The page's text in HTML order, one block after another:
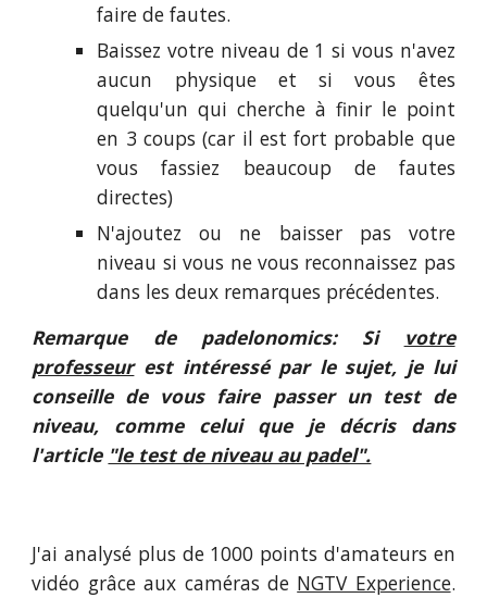
faire de fautes.
Baissez votre niveau de 1 si vous n'avez
aucun physique et si vous êtes
quelqu'un qui cherche à finir le point
en 3 coups (car il est fort probable que
vous fassiez beaucoup de fautes
directes)
N'ajoutez ou ne baisser pas votre
niveau si vous ne vous reconnaissez pas
dans les deux remarques précédentes.
Remarque de padelonomics: Si
votre
professeurest intéressé par le sujet, je lui
conseille de vous faire passer un test de
niveau, comme celui que je décris dans
l'article "le test de niveau au padel".
J'ai analysé plus de 1000 points d'amateurs en
vidéo grâce aux caméras de NGTV Experience.